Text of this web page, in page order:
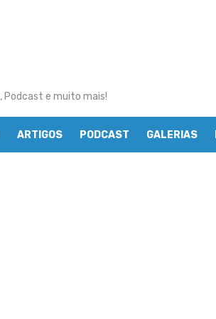
Podcast e muito mais!
ARTIGOS PODCAST GALERIAS